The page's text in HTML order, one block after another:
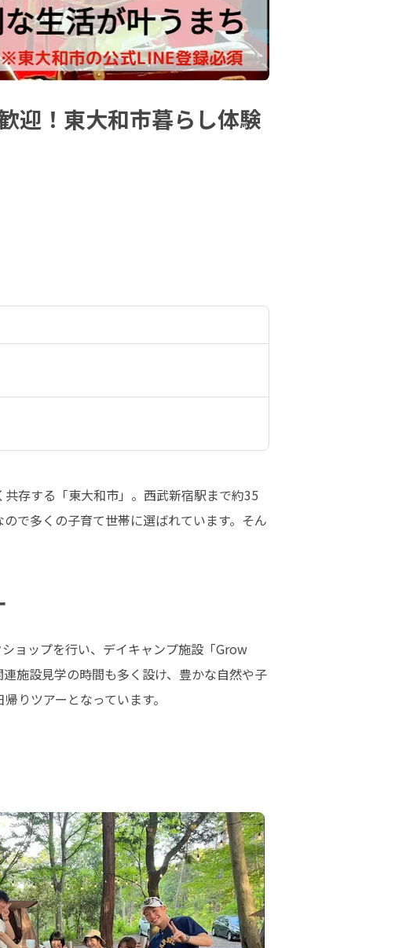
迎！東大和市暮らし体験
存する「東大和市」。西武新宿駅まで約35
で多くの子育て世帯に選ばれています。そん
ョップを行い、デイキャンプ施設「Grow
施設見学の時間も多く設け、豊かな自然や子
りツアーとなっています。